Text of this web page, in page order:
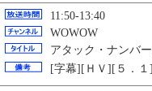
11:50-13:40
WOWOW
アタック・ナンバ
[字幕][ＨＶ][５．１]